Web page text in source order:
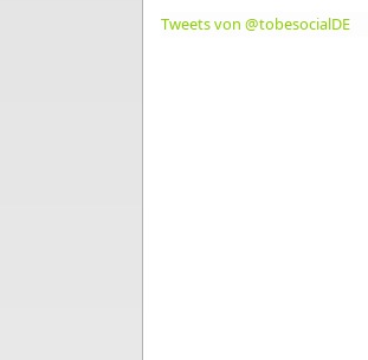
Tweets von @tobesocialDE